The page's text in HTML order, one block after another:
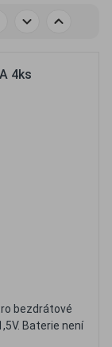
4ks
bezdrátové
Baterie není